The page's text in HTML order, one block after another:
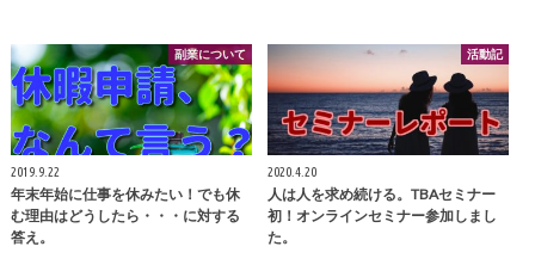
副業について
2019.9.22
年末年始に仕事を休みたい！でも休
む理由はどうしたら・・・に対する
答え。
活動記
2020.4.20
人は人を求め続ける。TBAセミナー
初！オンラインセミナー参加しまし
た。